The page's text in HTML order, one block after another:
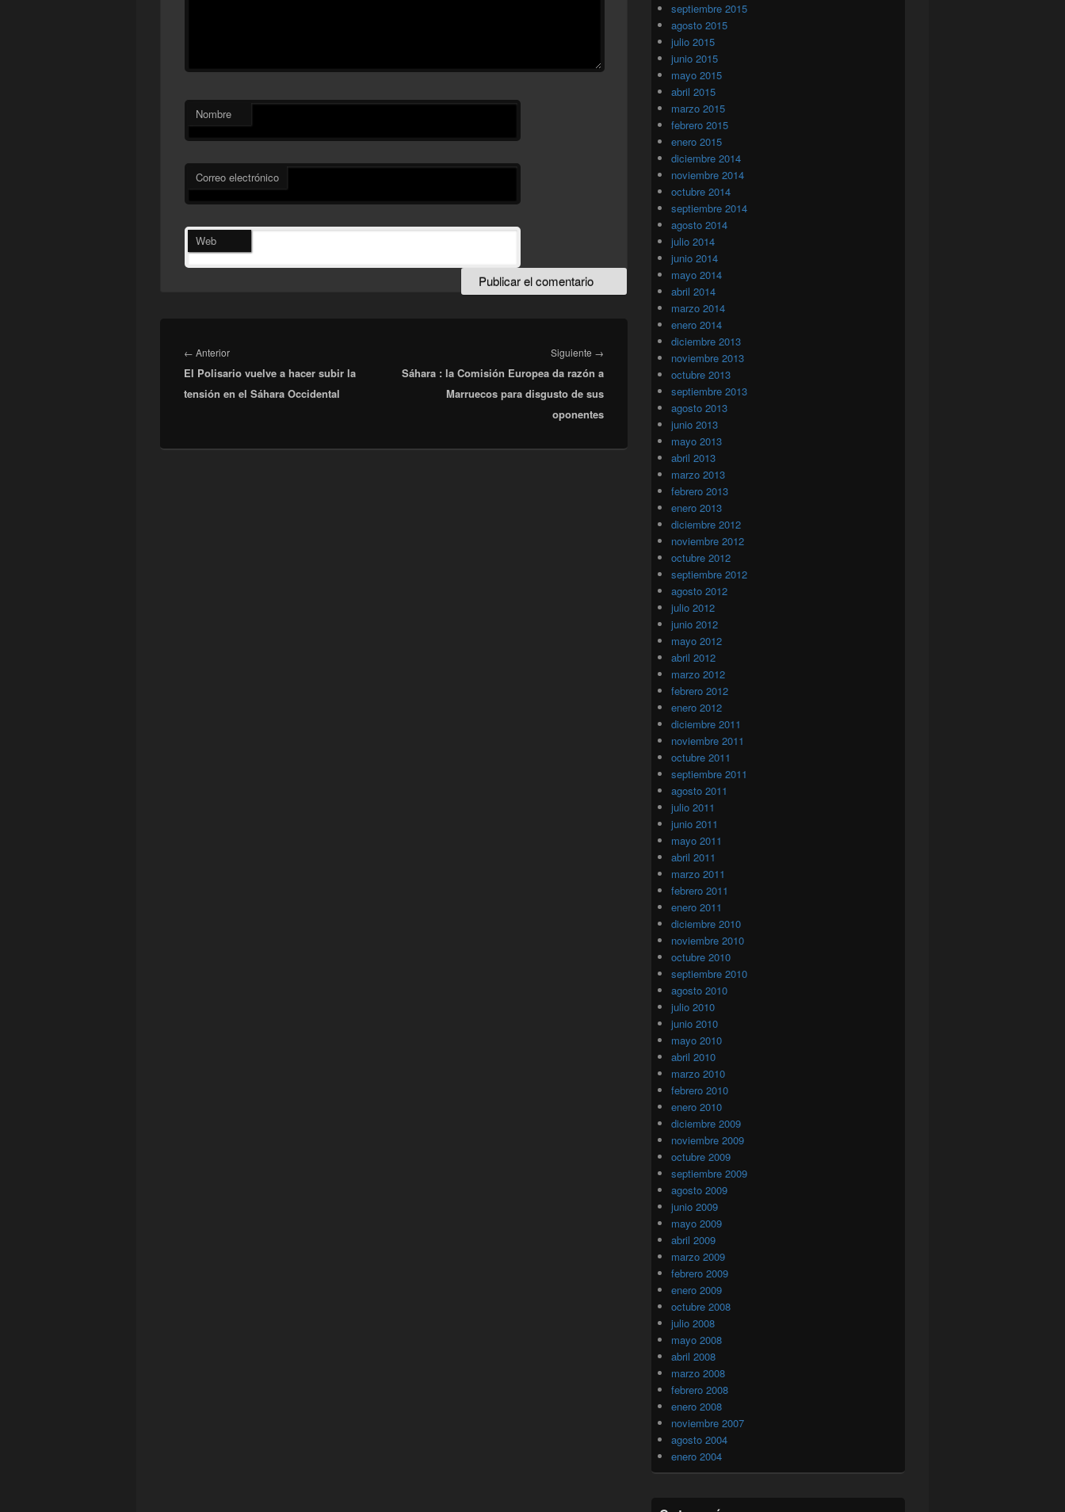
Nombre
Correo electrónico
Web
de
entradas
← AnteriorEntrada
anterior:
El Polisario vuelve a hacer subir la
tensión en el Sáhara Occidental
Siguiente →
siguiente:
Sáhara : la Comisión Europea da razón a
Marruecos para disgusto de sus
oponentes
septiembre 2015
agosto 2015
julio 2015
junio 2015
mayo 2015
abril 2015
marzo 2015
febrero 2015
enero 2015
diciembre 2014
noviembre 2014
octubre 2014
septiembre 2014
agosto 2014
julio 2014
junio 2014
mayo 2014
abril 2014
marzo 2014
enero 2014
diciembre 2013
noviembre 2013
octubre 2013
septiembre 2013
agosto 2013
junio 2013
mayo 2013
abril 2013
marzo 2013
febrero 2013
enero 2013
diciembre 2012
noviembre 2012
octubre 2012
septiembre 2012
agosto 2012
julio 2012
junio 2012
mayo 2012
abril 2012
marzo 2012
febrero 2012
enero 2012
diciembre 2011
noviembre 2011
octubre 2011
septiembre 2011
agosto 2011
julio 2011
junio 2011
mayo 2011
abril 2011
marzo 2011
febrero 2011
enero 2011
diciembre 2010
noviembre 2010
octubre 2010
septiembre 2010
agosto 2010
julio 2010
junio 2010
mayo 2010
abril 2010
marzo 2010
febrero 2010
enero 2010
diciembre 2009
noviembre 2009
octubre 2009
septiembre 2009
agosto 2009
junio 2009
mayo 2009
abril 2009
marzo 2009
febrero 2009
enero 2009
octubre 2008
julio 2008
mayo 2008
abril 2008
marzo 2008
febrero 2008
enero 2008
noviembre 2007
agosto 2004
enero 2004